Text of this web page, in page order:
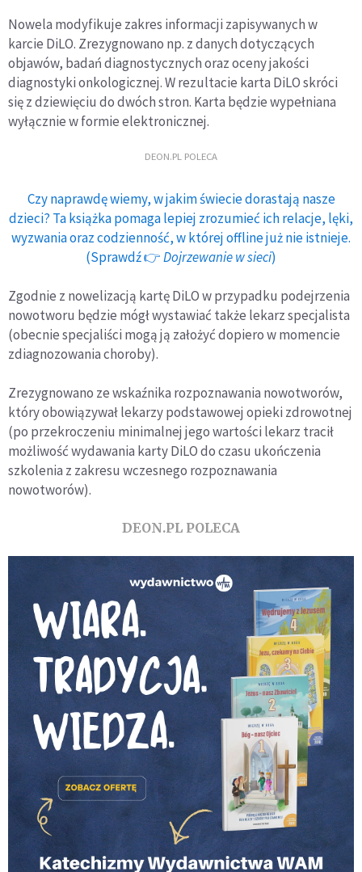
Nowela modyfikuje zakres informacji zapisywanych w
karcie DiLO. Zrezygnowano np. z danych dotyczących
objawów, badań diagnostycznych oraz oceny jakości
diagnostyki onkologicznej. W rezultacie karta DiLO skróci
się z dziewięciu do dwóch stron. Karta będzie wypełniana
wyłącznie w formie elektronicznej.
DEON.PL POLECA
Czy naprawdę wiemy, w jakim świecie dorastają nasze
dzieci? Ta książka pomaga lepiej zrozumieć ich relacje, lęki,
wyzwania oraz codzienność, w której offline już nie istnieje.
(Sprawdź 👉Dojrzewanie w sieci)
Zgodnie z nowelizacją kartę DiLO w przypadku podejrzenia
nowotworu będzie mógł wystawiać także lekarz specjalista
(obecnie specjaliści mogą ją założyć dopiero w momencie
zdiagnozowania choroby).
Zrezygnowano ze wskaźnika rozpoznawania nowotworów,
który obowiązywał lekarzy podstawowej opieki zdrowotnej
(po przekroczeniu minimalnej jego wartości lekarz tracił
możliwość wydawania karty DiLO do czasu ukończenia
szkolenia z zakresu wczesnego rozpoznawania
nowotworów).
DEON.PL POLECA